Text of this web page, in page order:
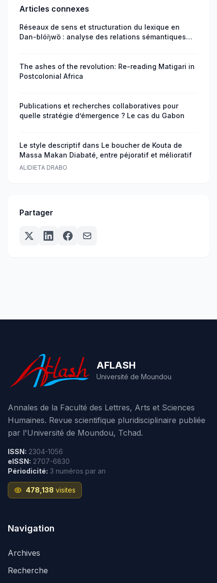
Articles connexes
Réseaux de sens et structuration du lexique en
Dan-ɓlóŋ̏wȍ : analyse des relations sémantiques
The ashes of the revolution: Re-reading Matigari in
Postcolonial Africa
Publications et recherches collaboratives pour
quelle stratégie d’émergence ? Le cas du Gabon
Le style descriptif dans Le boucher de Kouta de
Massa Makan Diabaté, entre péjoratif et mélioratif
ALIDIETA DRABO
Partager
AFLASH
Université de Moundou
Annales de la Faculté des Lettres, Arts et Sciences
Humaines. Revue scientifique pluridisciplinaire publiée
par l'Université de Moundou, Tchad.
ISSN: 2304-1056
eISSN: 2707-6830
Périodicité: 3 numéros par an
478,138 visites
Navigation
Archives
Recherche